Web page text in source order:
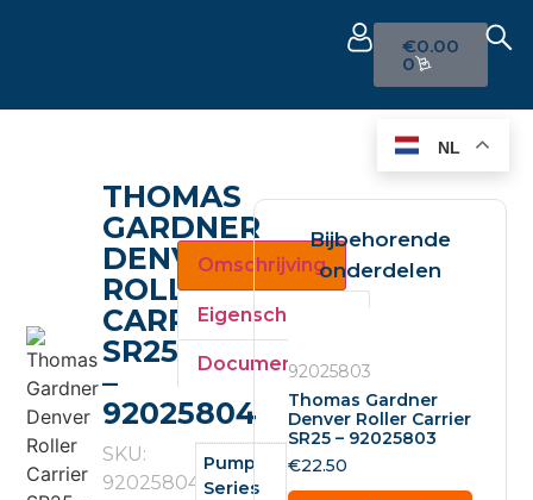
€0.00
0
THOMAS
GARDNER
DENVER
ROLLER
CARRIER
SR25
–
92025804
SKU:
92025804
Omschrijving
Eigenschappen
Documenten
Pump
Series
Bijbehorende
onderdelen
92025803
Thomas Gardner
Denver Roller Carrier
SR25 – 92025803
€22.50
NL